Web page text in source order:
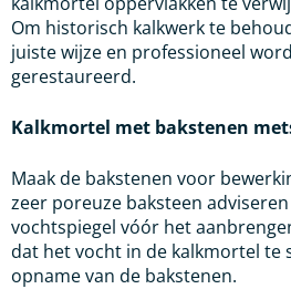
Om historisch kalkwerk te
juiste wijze en professioneel
gerestaureerd.
Kalkmortel met bakstenen
Maak de bakstenen voor
zeer poreuze baksteen
vochtspiegel vóór het
dat het vocht in de kalkmortel te
opname van de bakstenen.